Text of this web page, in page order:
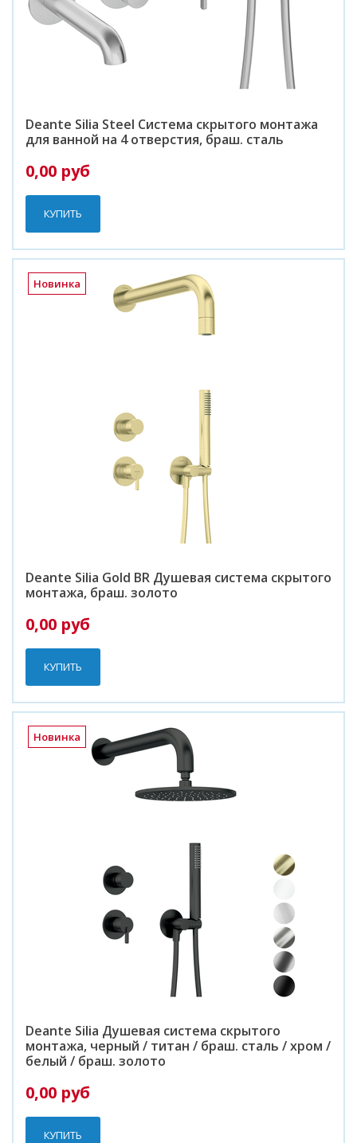
Deante Silia Steel Система скрытого монтажа
для ванной на 4 отверстия, браш. сталь
0,00 руб
КУПИТЬ
Новинка
Deante Silia Gold BR Душевая система скрытого
монтажа, браш. золото
0,00 руб
КУПИТЬ
Новинка
Deante Silia Душевая система скрытого
монтажа, черный / титан / браш. сталь / хром /
белый / браш. золото
0,00 руб
КУПИТЬ